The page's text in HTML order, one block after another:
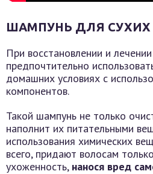
ШАМПУНЬ ДЛЯ
При восстановлении и
предпочтительно
домашних условиях с
компонентов.
Такой шампунь не только
наполнит их питательными
использования химических
всего, придают волосам
ухоженность, нанося вред